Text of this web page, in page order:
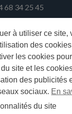
à utiliser ce site,
des
les cookies
site et les
des publicités
sociaux. En
du sitedu site
68 34 25 45
de ventes